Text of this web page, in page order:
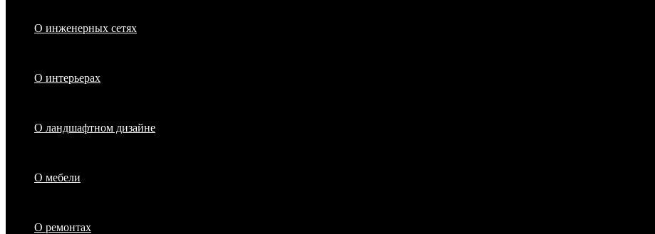
О инженерных сетях
О интерьерах
О ландшафтном дизайне
О мебели
О ремонтах